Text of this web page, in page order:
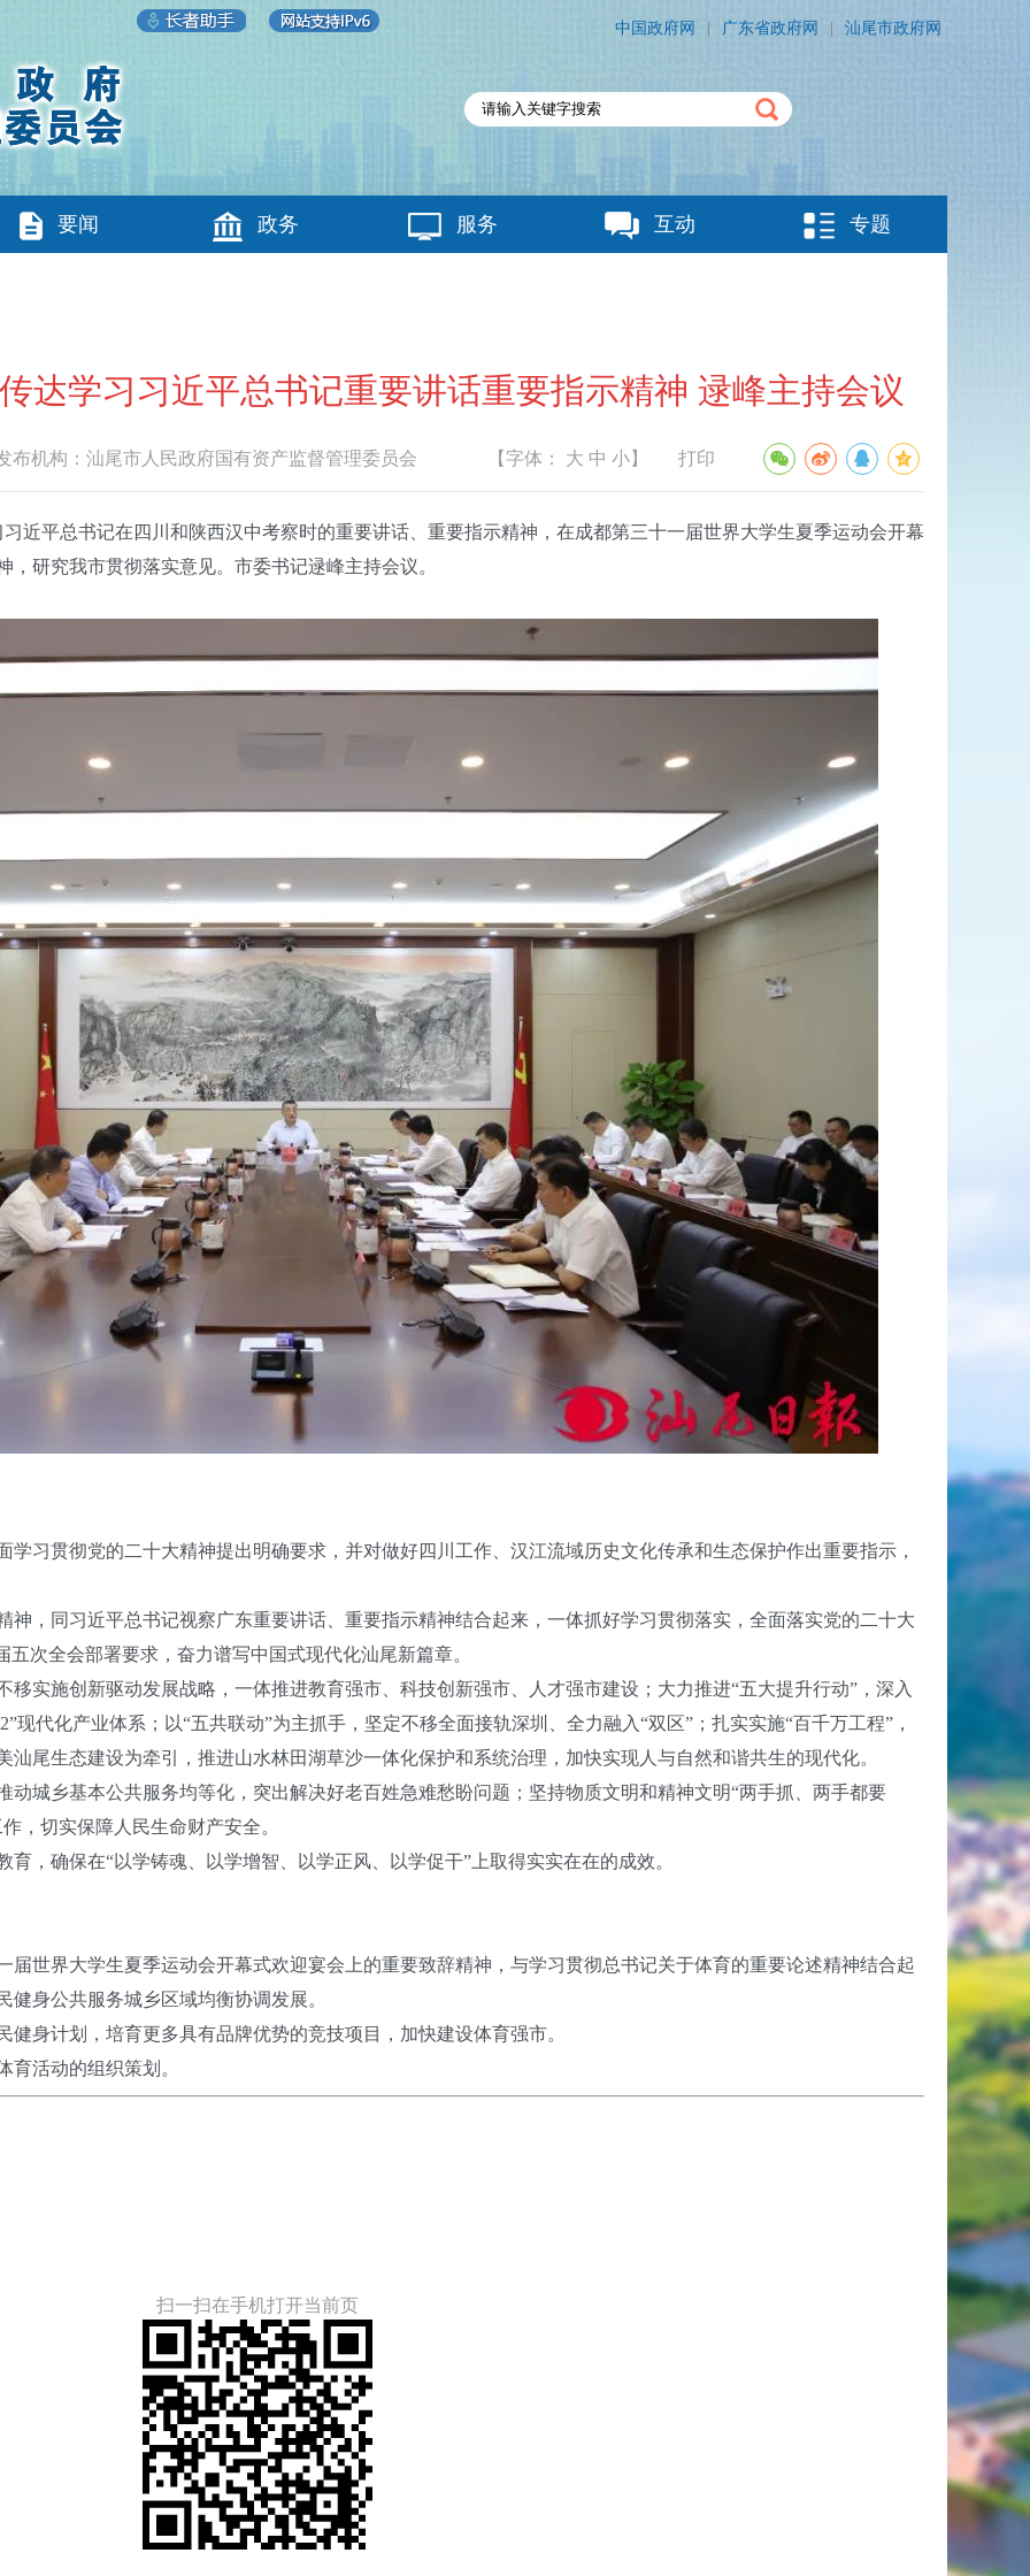
汕尾市政府网
广东省政府网
中国政府网
要闻 政务 服务 互动 专题
达学习习近平总书记重要讲话重要指示精神 逯峰主持会议
构： 汕尾市人民政府国有资产监督管理委员会 【字体： 大 中 小】 打印
平总书记在四川和陕西汉中考察时的重要讲话、重要指示精神，在成都第三十一届世界大学生夏季运动会开幕
研究我市贯彻落实意见。市委书记逯峰主持会议。
贯彻党的二十大精神提出明确要求，并对做好四川工作、汉江流域历史文化传承和生态保护作出重要指示，
神，同习近平总书记视察广东重要讲话、重要指示精神结合起来，一体抓好学习贯彻落实，全面落实党的二十大
次全会部署要求，奋力谱写中国式现代化汕尾新篇章。
实施创新驱动发展战略，一体推进教育强市、科技创新强市、人才强市建设；大力推进“五大提升行动”，深入
现代化产业体系；以“五共联动”为主抓手，坚定不移全面接轨深圳、全力融入“双区”；扎实实施“百千万工程”，
尾生态建设为牵引，推进山水林田湖草沙一体化保护和系统治理，加快实现人与自然和谐共生的现代化。
动城乡基本公共服务均等化，突出解决好老百姓急难愁盼问题；坚持物质文明和精神文明“两手抓、两手都要
，切实保障人民生命财产安全。
，确保在“以学铸魂、以学增智、以学正风、以学促干”上取得实实在在的成效。
届世界大学生夏季运动会开幕式欢迎宴会上的重要致辞精神，与学习贯彻总书记关于体育的重要论述精神结合起
身公共服务城乡区域均衡协调发展。
身计划，培育更多具有品牌优势的竞技项目，加快建设体育强市。
育活动的组织策划。
扫一扫在手机打开当前页